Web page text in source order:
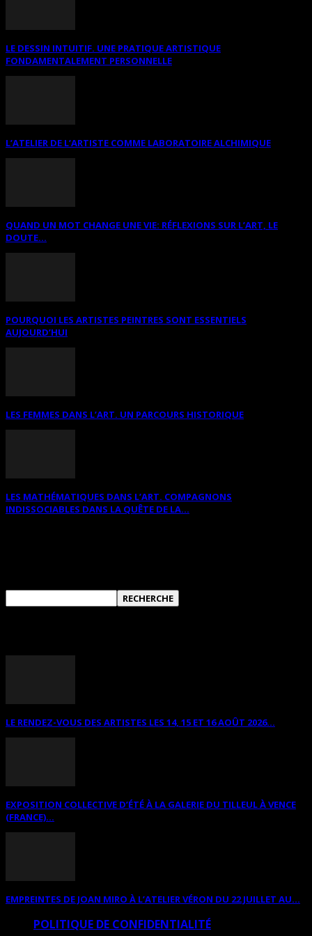
LE DESSIN INTUITIF. UNE PRATIQUE ARTISTIQUE
FONDAMENTALEMENT PERSONNELLE
L’ATELIER DE L’ARTISTE COMME LABORATOIRE ALCHIMIQUE
QUAND UN MOT CHANGE UNE VIE: RÉFLEXIONS SUR L’ART, LE
DOUTE...
POURQUOI LES ARTISTES PEINTRES SONT ESSENTIELS
AUJOURD’HUI
LES FEMMES DANS L’ART. UN PARCOURS HISTORIQUE
LES MATHÉMATIQUES DANS L’ART. COMPAGNONS
INDISSOCIABLES DANS LA QUÊTE DE LA...
LE RENDEZ-VOUS DES ARTISTES LES 14, 15 ET 16 AOÛT 2026...
EXPOSITION COLLECTIVE D’ÉTÉ À LA GALERIE DU TILLEUL À VENCE
(FRANCE)...
EMPREINTES DE JOAN MIRO À L’ATELIER VÉRON DU 22 JUILLET AU...
POLITIQUE DE CONFIDENTIALITÉ